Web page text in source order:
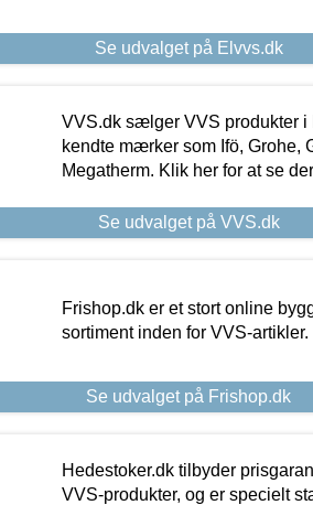
Se udvalget på Elvvs.dk
VVS.dk sælger VVS produkter i
kendte mærker som Ifö, Grohe,
Megatherm. Klik her for at se
Se udvalget på VVS.dk
Frishop.dk er et stort online
sortiment inden for VVS-
Se udvalget på Frishop.dk
Hedestoker.dk tilbyder
VVS-produkter, og er specielt